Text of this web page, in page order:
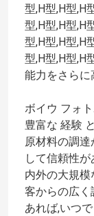
工場旅行
品質管理
私達に連絡し
引用を要求
太陽電池パ
型,H型,H型,H
型,H型,H型,H
型,H型,H型,H
型,H型,H型,H
能力をさらに
ボイウ フォ
豊富な 経験
原材料の調
して信頼性
内外の大規
客からの広
あれば,いつ